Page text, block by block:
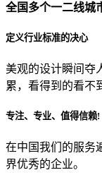
贵公司的团队规模
目前主要的营销渠
全国多个一二线城
定义行业标准的决心
美观的设计瞬间夺
累，看得到的看不
专注、专业、值得信赖!
在中国我们的服务
界优秀的企业。